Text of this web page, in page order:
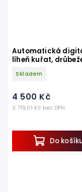
Automatická
líheň kuřat,
Skladem
3 719,01 Kč bez DPH
4 500 Kč
Do